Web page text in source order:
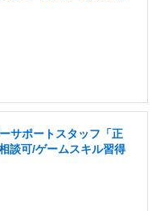
サポートスタッフ「正
談可/ゲームスキル習得